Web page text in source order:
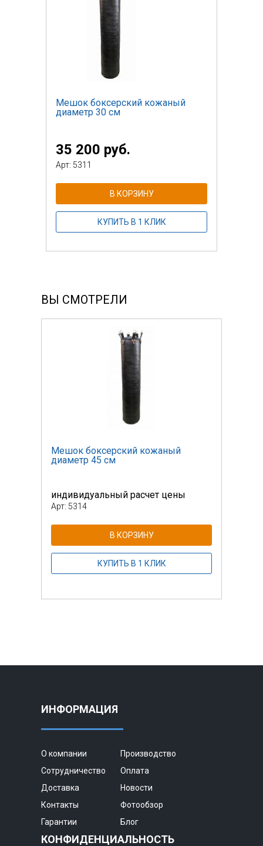
Мешок боксерский кожаный
диаметр 30 см
35 200 руб.
Арт: 5311
В КОРЗИНУ
КУПИТЬ В 1 КЛИК
ВЫ СМОТРЕЛИ
Мешок боксерский кожаный
диаметр 45 см
индивидуальный расчет цены
Арт: 5314
В КОРЗИНУ
КУПИТЬ В 1 КЛИК
ИНФОРМАЦИЯ
О компании
Производство
Сотрудничество
Оплата
Доставка
Новости
Контакты
Фотообзор
Гарантии
Блог
КОНФИДЕНЦИАЛЬНОСТЬ